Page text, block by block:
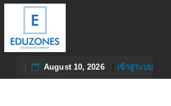
August 10, 2026| เข้าสู่ระบบ